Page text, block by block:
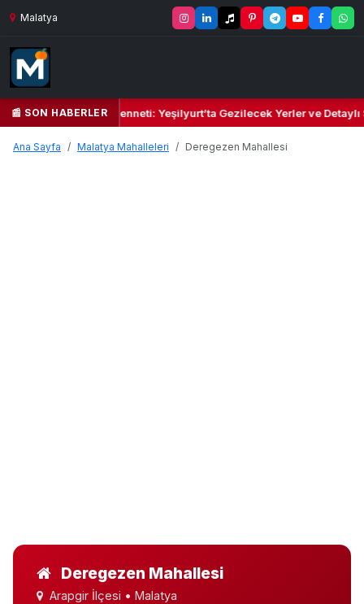
Malatya
📰 SON HABERLER
Yeşil Kalbi ve Kültür Cenneti: Yeşilyurt’ta Gezilecek Yerler ve Detaylı
Ana Sayfa Malatya Mahalleleri Deregezen Mahallesi
Deregezen Mahallesi
Arapgir İlçesi • Malatya